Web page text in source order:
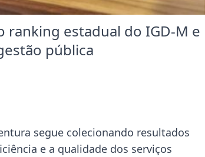
ranking estadual do IGD-M e
pública
segue colecionando resultados
e a qualidade dos serviços